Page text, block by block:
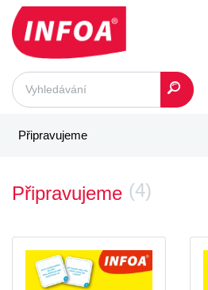
Připravujeme
Připravujeme (4)